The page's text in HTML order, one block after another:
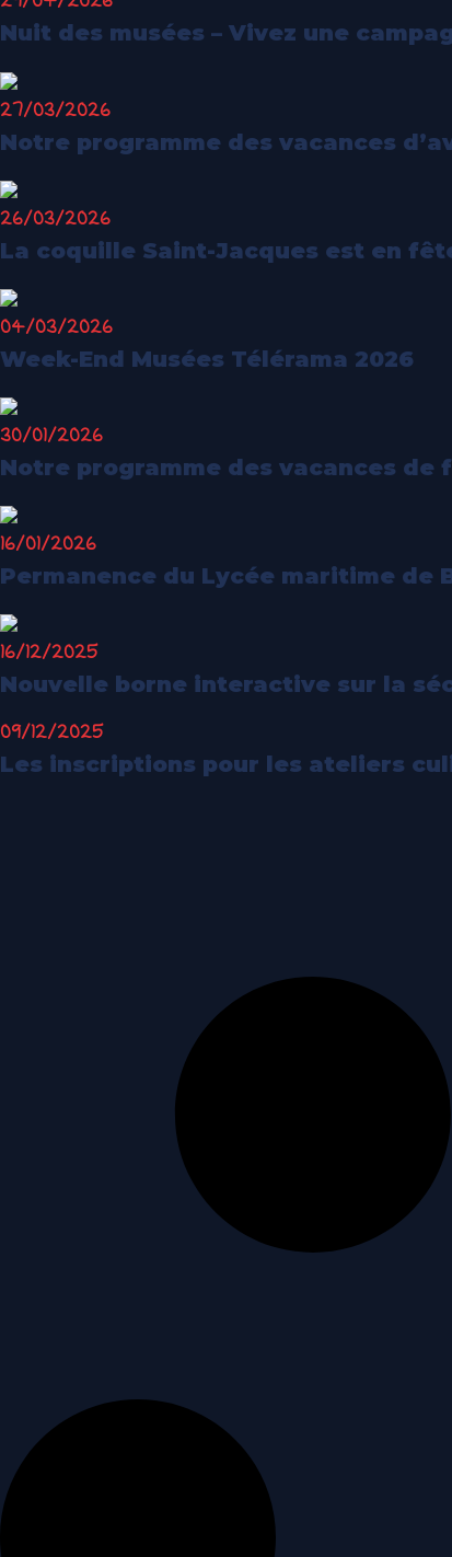
Nuit des musées – Vivez une
27/03/2026
Notre programme des vacances
26/03/2026
La coquille Saint-Jacques est en
04/03/2026
Week-End Musées Télérama 2026
30/01/2026
Notre programme des vacances de
16/01/2026
Permanence du Lycée maritime de
16/12/2025
Nouvelle borne interactive sur la
09/12/2025
Les inscriptions pour les ateliers